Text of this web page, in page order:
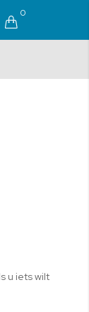
Cart
0
u iets wilt